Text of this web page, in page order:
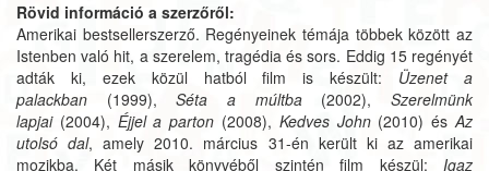
Rövid információ a szerzőről:
Amerikai bestsellerszerző. Regényeinek témája többek között az
Istenben való hit, a szerelem, tragédia és sors. Eddig 15 regényét
adták ki, ezek közül hatból film is készült: Üzenet a
palackban (1999),Séta a múltba(2002),Szerelmünk
lapjai(2004), Éjjel a parton (2008), Kedves John(2010) ésAz
utolsó dal, amely 2010. március 31-én került ki az amerikai
mozikba. Két másik könyvéből szintén film készül: Igaz